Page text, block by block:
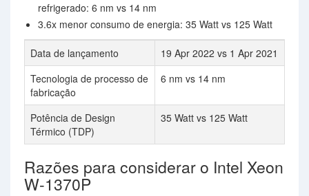
refrigerado: 6 nm vs 14 nm
3.6x menor consumo de energia: 35 Watt vs 125 Watt
Data de lançamento
19 Apr 2022 vs 1 Apr 2021
Tecnologia de processo de
fabricação
6 nm vs 14 nm
Potência de Design
Térmico (TDP)
35 Watt vs 125 Watt
Razões para considerar o Intel Xeon
W-1370P